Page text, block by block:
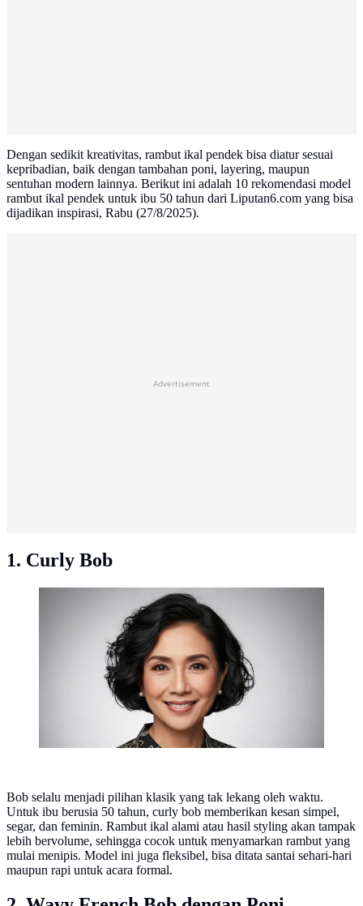
Dengan sedikit kreativitas, rambut ikal pendek bisa diatur sesuai
kepribadian, baik dengan tambahan poni, layering, maupun
sentuhan modern lainnya. Berikut ini adalah 10 rekomendasi model
rambut ikal pendek untuk ibu 50 tahun dari Liputan6.com yang bisa
dijadikan inspirasi, Rabu (27/8/2025).
Advertisement
1. Curly Bob
Curly Bob/Model Rambut Ikal Pendek untuk Ibu 50
Tahun (Sumber: gemini.com)
Bob selalu menjadi pilihan klasik yang tak lekang oleh waktu.
Untuk ibu berusia 50 tahun, curly bob memberikan kesan simpel,
segar, dan feminin. Rambut ikal alami atau hasil styling akan tampak
lebih bervolume, sehingga cocok untuk menyamarkan rambut yang
mulai menipis. Model ini juga fleksibel, bisa ditata santai sehari-hari
maupun rapi untuk acara formal.